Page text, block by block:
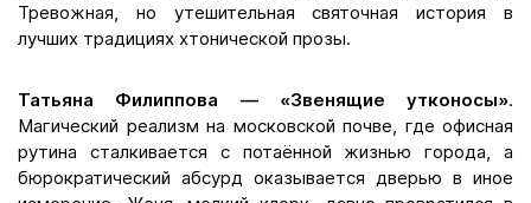
Тревожная, но утешительная святочная история в
лучших традициях хтонической прозы.
Татьяна Филиппова — «Звенящие утконосы».
Магический реализм на московской почве, где офисная
рутина сталкивается с потаённой жизнью города, а
бюрократический абсурд оказывается дверью в иное